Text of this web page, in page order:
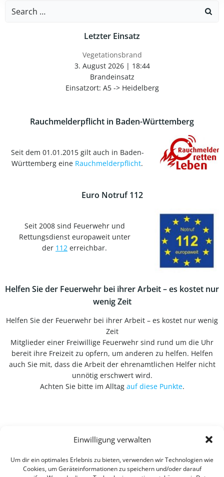
Einwilligung verwalten
Um dir ein optimales Erlebnis zu bieten, verwenden wir Technologien wie
Cookies, um Geräteinformationen zu speichern und/oder darauf
Search
Letzter Einsatz
Vegetationsbrand
3. August 2026| 18:44
Brandeinsatz
Einsatzort: A5 -> Heidelberg
Rauchmelderpflicht in Baden-Württemberg
Seit dem 01.01.2015 gilt auch in Baden-
Württemberg eine Rauchmelderpflicht.
Euro Notruf 112
Seit 2008 sind Feuerwehr und
Rettungsdienst europaweit unter
der 112 erreichbar.
Helfen Sie der Feuerwehr bei ihrer Arbeit – es kostet nur
wenig Zeit
Helfen Sie der Feuerwehr bei ihrer Arbeit – es kostet nur wenig
Zeit
Mitglieder einer Freiwillige Feuerwehr sind rund um die Uhr
bereit ihre Freizeit zu opfern, um anderen zu helfen. Helfen
auch Sie mit, dass die Arbeit der ehrenamtlichen Helfer nicht
unnötig erschwert wird.
Achten Sie bitte im Alltag auf diese Punkte.